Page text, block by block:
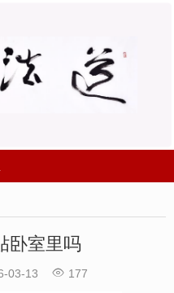
卧室里吗
03-13  177